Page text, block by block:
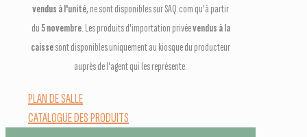
vendus à l'unité, ne sont disponibles sur SAQ.com qu'à partir
du5 novembre. Les produits d'importation privéevendus à la
caissesont disponibles uniquement au kiosque du producteur
auprès de l'agent qui les représente.
PLAN DE SALLE
CATALOGUE DES PRODUITS